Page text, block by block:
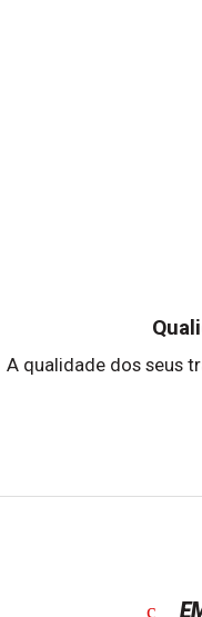
A qualidade dos seus